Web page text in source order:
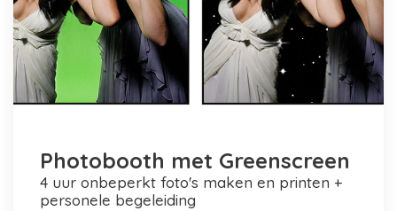
Photobooth met Greenscreen
4 uur onbeperkt foto's maken en printen +
personele begeleiding